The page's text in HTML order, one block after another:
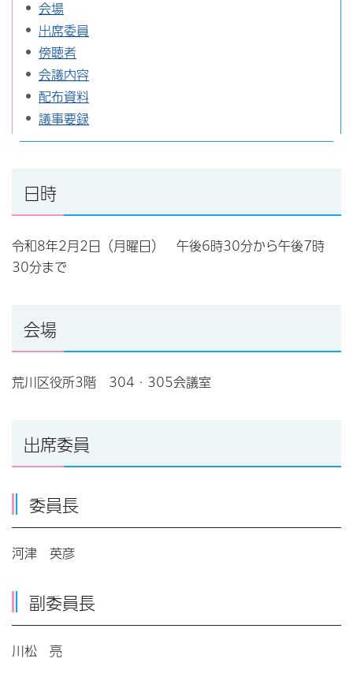
会場
出席委員
傍聴者
会議内容
配布資料
議事要録
日時
令和8年2月2日（月曜日） 午後6時30分から午後7時
30分まで
会場
荒川区役所3階 304・305会議室
出席委員
委員長
河津 英彦
副委員長
川松 亮